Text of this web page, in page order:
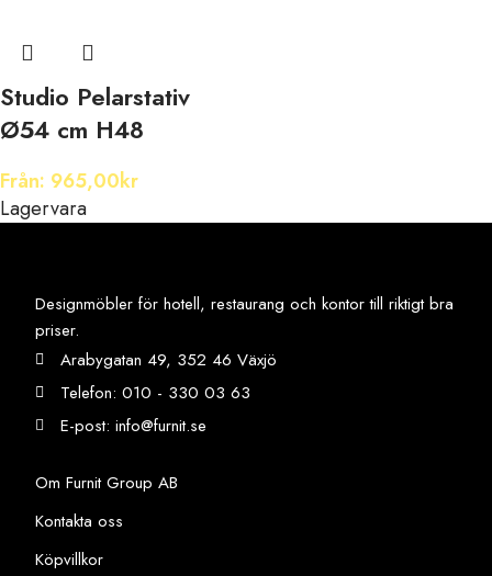
Studio Pelarstativ
Ø54 cm H48
Från: 965,00kr
Lagervara
Designmöbler för hotell, restaurang och kontor till riktigt bra
priser.
Arabygatan 49, 352 46 Växjö
Telefon: 010 - 330 03 63
E-post: info@furnit.se
Om Furnit Group AB
Kontakta oss
Köpvillkor